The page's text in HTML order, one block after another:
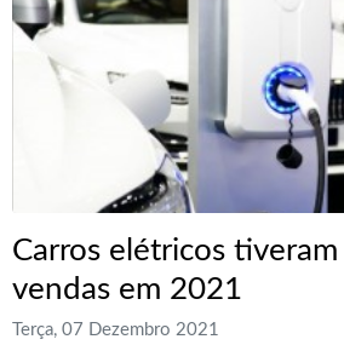
Carros elétricos
vendas em 2021
Terça, 07 Dezembro 2021